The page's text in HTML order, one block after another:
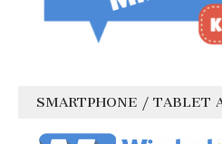
SMARTPHONE / TABLET